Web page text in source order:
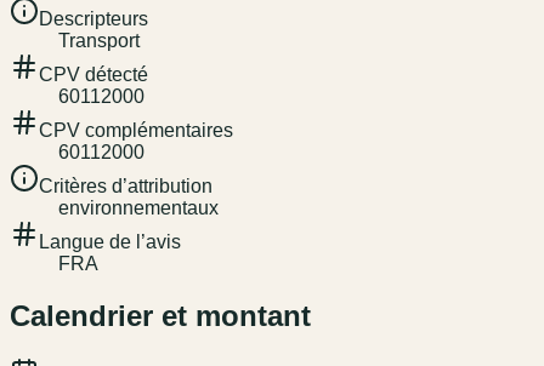
Descripteurs
Transport
CPV détecté
60112000
CPV complémentaires
60112000
Critères d’attribution
environnementaux
Langue de l’avis
FRA
Calendrier et montant